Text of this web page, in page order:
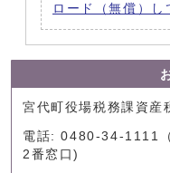
ロード（無償）し
宮代町役場税務課資産
電話: 0480-34-1111
2番窓口)